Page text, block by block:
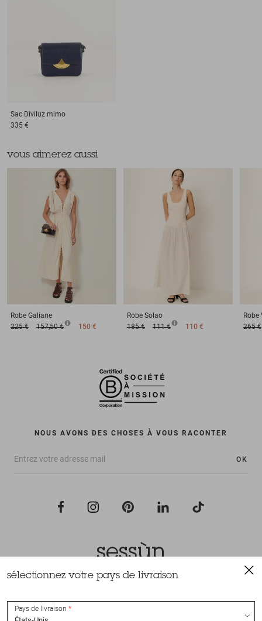
Sac Diviluz mimo
335 €
vous aimerez aussi
Robe Galiane
225 €
157,50 € 150 €
Robe Solao
185 €
111 € 110 €
Robe
265 €
NOUS AVONS DES CHOSES À VOUS RACONTER
OK
Tous droits réservés Sessùn 2022
sélectionnez votre pays de livraison
Pays de livraison